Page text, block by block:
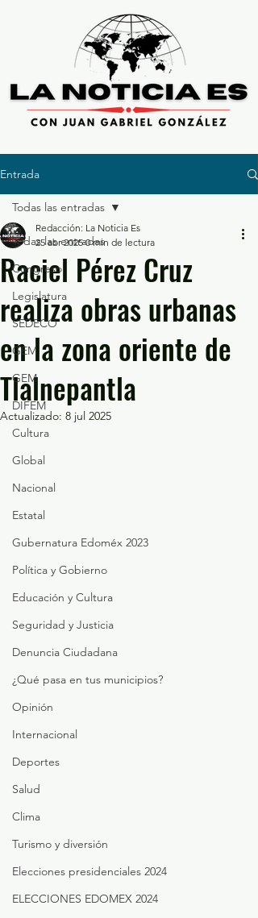
Entrada
Todas las entradas
Congreso
Legislatura
SEDECO
GEM
GEM
DIFEM
Cultura
Global
Nacional
Estatal
Gubernatura Edoméx 2023
Política y Gobierno
Educación y Cultura
Seguridad y Justicia
Denuncia Ciudadana
¿Qué pasa en tus municipios?
Opinión
Internacional
Deportes
Salud
Clima
Turismo y diversión
Elecciones presidenciales 2024
ELECCIONES EDOMEX 2024
Todas las entradas
Raciel Pérez Cruz
realiza obras urbanas
en la zona oriente de
Tlalnepantla
Redacción: La Noticia Es
25 abr 2025 0 min de lectura
Actualizado: 8 jul 2025